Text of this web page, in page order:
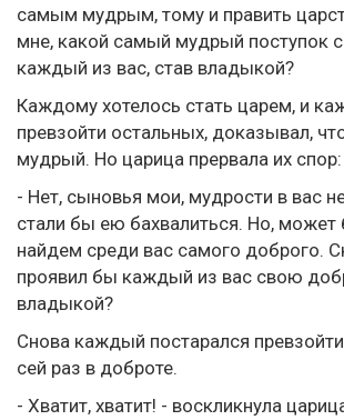
самым мудрым, тому и править
мне, какой самый мудрый поступок
каждый из вас, став владыкой?
Каждому хотелось стать царем, и
превзойти остальных, доказывал,
мудрый. Но царица прервала их спор:
- Нет, сыновья мои, мудрости в вас
стали бы ею бахвалиться. Но,
найдем среди вас самого доброго.
проявил бы каждый из вас свою
владыкой?
Снова каждый постарался
сей раз в доброте.
- Хватит, хватит! - воскликнула